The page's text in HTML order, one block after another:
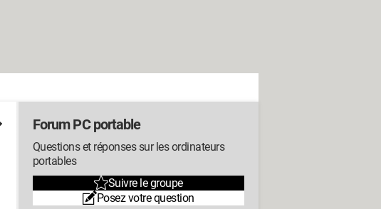
Forum PC portable
Questions et réponses sur les ordinateurs
portables
Suivre le groupe
Posez votre question